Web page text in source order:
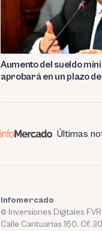
Aumento del sueldo
aprobará en un plazo
Últimas
Infomercado
© Inversiones Digitales
Calle Cantuarias 160. Of.